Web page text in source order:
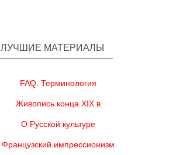
ЛУЧШИЕ МАТЕРИАЛЫ
FAQ. Терминология
Живопись конца XIX в
О Русской культуре
Французский импрессионизм